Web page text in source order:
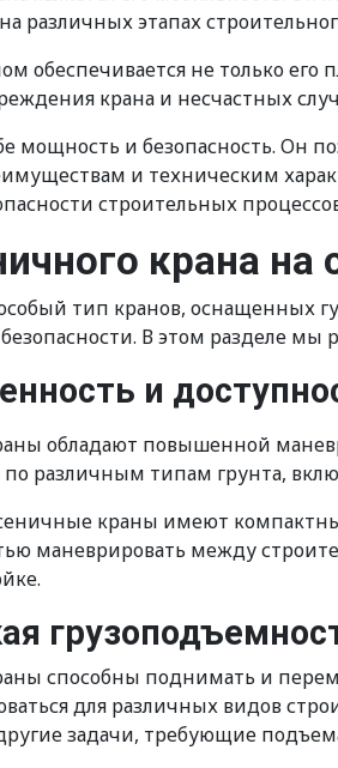
различных этапах
обеспечивается не только
крана и несчастных
мощность и безопасность. Он
и техническим
строительных
крана на
тип кранов, оснащенных
В этом разделе
и
обладают повышенной
по различным типам грунта,
краны имеют
маневрировать между
способны поднимать и
для различных видов
задачи, требующие